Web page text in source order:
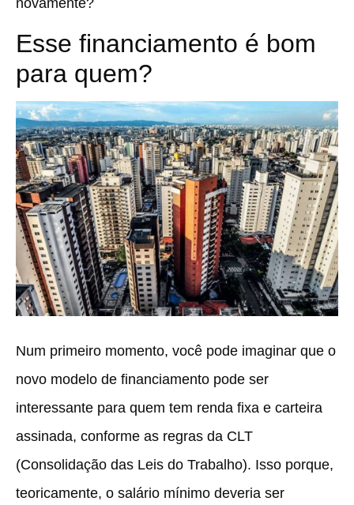
Esse financiamento é bom
para quem?
Num primeiro momento, você pode imaginar que o
novo modelo de financiamento pode ser
interessante para quem tem renda fixa e carteira
assinada, conforme as regras da CLT
(Consolidação das Leis do Trabalho). Isso porque,
teoricamente, o salário mínimo deveria ser